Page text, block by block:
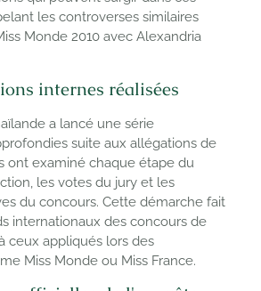
les controverses similaires
Monde 2010 avec Alexandria
internes réalisées
a lancé une série
suite aux allégations de
ont examiné chaque étape du
les votes du jury et les
du concours. Cette démarche fait
internationaux des concours de
ceux appliqués lors des
Miss Monde ou Miss France.